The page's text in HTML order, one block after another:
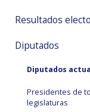
Resultados
Diputados
Diputados
Presidentes de
legislaturas